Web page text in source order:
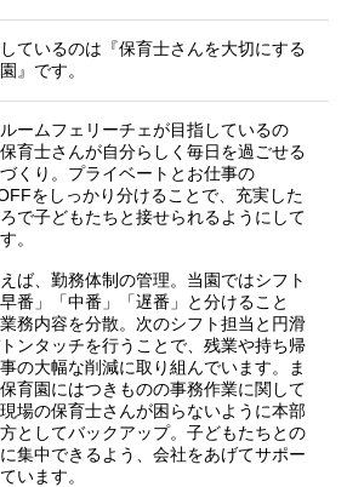
ているのは『保育士さんを大切にする
』です。
ームフェリーチェが目指しているの
育士さんが自分らしく毎日を過ごせる
くり。プライベートとお仕事の
をしっかり分けることで、充実した
で子どもたちと接せられるようにして
。
ば、勤務体制の管理。当園ではシフト
番」「中番」「遅番」と分けること
務内容を分散。次のシフト担当と円滑
ンタッチを行うことで、残業や持ち帰
の大幅な削減に取り組んでいます。ま
育園にはつきものの事務作業に関して
場の保育士さんが困らないように本部
としてバックアップ。子どもたちとの
集中できるよう、会社をあげてサポー
います。